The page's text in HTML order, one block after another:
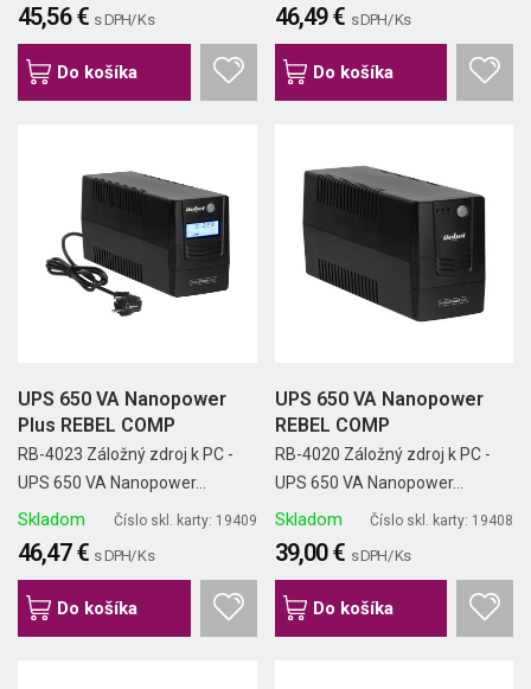
45,56 € s DPH/ Ks
Do košíka
46,49 € s DPH/ Ks
Do košíka
UPS 650 VA Nanopower
Plus REBEL COMP
RB-4023 Záložný zdroj k PC -
UPS 650 VA Nanopower...
Skladom Číslo skl. karty: 19409
46,47 € s DPH/ Ks
Do košíka
UPS 650 VA Nanopower
REBEL COMP
RB-4020 Záložný zdroj k PC -
UPS 650 VA Nanopower...
Skladom Číslo skl. karty: 19408
39,00 € s DPH/ Ks
Do košíka